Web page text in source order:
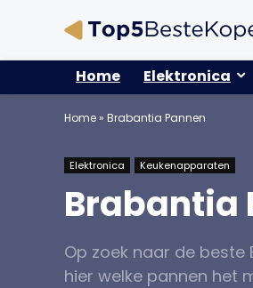
Home Elektronica
Home» Brabantia Pannen
Elektronica Keukenapparaten
Brabantia
Op zoek naar de beste
hier welke pannen het